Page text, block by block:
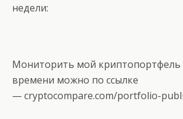
недели:
Мониторить мой криптопортфель
времени можно по ссылке
—cryptocompare.com/portfolio-